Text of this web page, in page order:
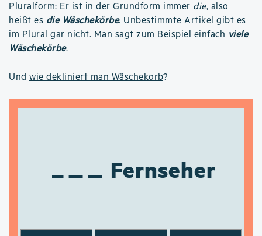
Pluralform: Er ist in der Grundform immer die, also
heißt es die Wäschekörbe. Unbestimmte Artikel gibt es
im Plural gar nicht. Man sagt zum Beispiel einfach viele
Wäschekörbe.
Und wie dekliniert man Wäschekorb?
Fernseher